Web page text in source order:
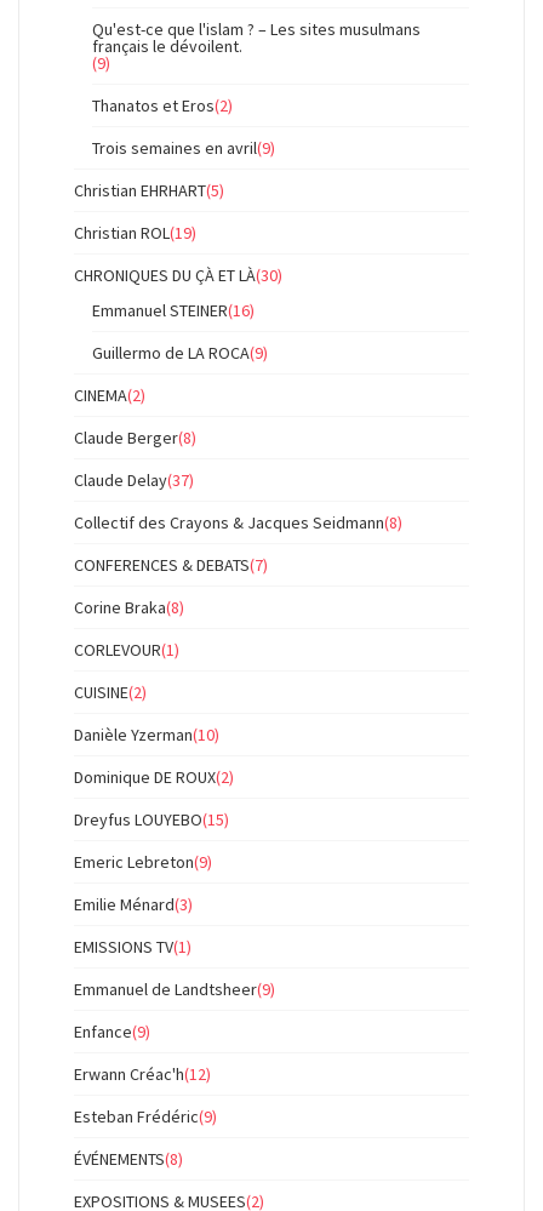
Qu'est-ce que l'islam ? – Les sites musulmans
français le dévoilent.
(9)
Thanatos et Eros(2)
Trois semaines en avril(9)
Christian EHRHART(5)
Christian ROL(19)
CHRONIQUES DU ÇÀ ET LÀ(30)
Emmanuel STEINER(16)
Guillermo de LA ROCA(9)
CINEMA(2)
Claude Berger(8)
Claude Delay(37)
Collectif des Crayons & Jacques Seidmann(8)
CONFERENCES & DEBATS(7)
Corine Braka(8)
CORLEVOUR(1)
CUISINE(2)
Danièle Yzerman(10)
Dominique DE ROUX(2)
Dreyfus LOUYEBO(15)
Emeric Lebreton(9)
Emilie Ménard(3)
EMISSIONS TV(1)
Emmanuel de Landtsheer(9)
Enfance(9)
Erwann Créac'h(12)
Esteban Frédéric(9)
ÉVÉNEMENTS(8)
EXPOSITIONS & MUSEES(2)